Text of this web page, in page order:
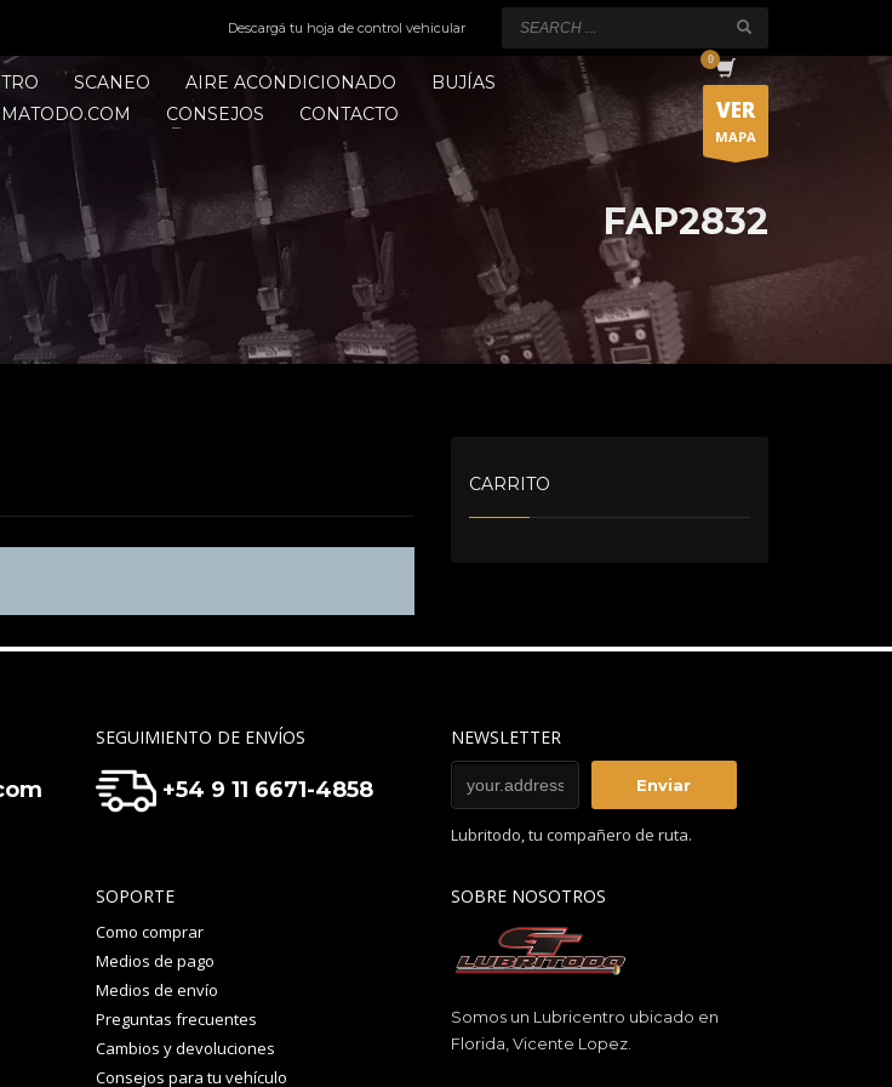
Descargá tu hoja de control vehicular
SCANEO AIRE ACONDICIONADO
BUJÍAS
CONSEJOS CONTACTO VER
MAPA
FAP2832
CARRITO
SEGUIMIENTO DE ENVÍOS
+54 9 11 6671-4858
NEWSLETTER
Lubritodo, tu compañero de ruta.
SOPORTE
Como comprar
Medios de pago
Medios de envío
Preguntas frecuentes
Cambios y devoluciones
Consejos para tu vehículo
SOBRE NOSOTROS
Somos un Lubricentro ubicado en
Florida, Vicente Lopez.